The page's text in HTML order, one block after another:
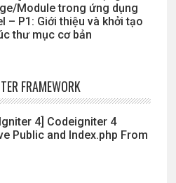
Module trong ứng dụng
– P1: Giới thiệu và khởi tạo
thư mục cơ bản
FRAMEWORK
4] Codeigniter 4
Public and Index.php From